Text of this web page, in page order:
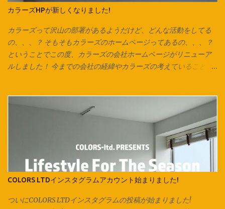
ズパゲッティヤーンのように太めの紐にしたいときは2cm～2.5cm
くらいの幅がおすすめです。 紐にしたら今回はマスク紐なので、
輪で切り出した紐を2箇所で切り、 2本のひもにしています。 長い
ズパゲッティヤーンにする場合は1箇所だけ切り、 長い1本をつく
り、更につなげていきます。 今回は紐通しの代わりに安全ピンを
使用しています。 他にも通し穴の大きさ次第ではヘアピンやボー
は各店スタッフまで。 オリジナル商品は Instagram でもお楽
しみ頂けます。 Facebook でも商品情報を発信いたしておりま
す。 併せてお楽しみください♪ 新しくカラーズカタログが出来ま
した‼ 各店の商品はこちらからCHECK → Colors Catalog
カラーズHPが新しくなりました!
カラーズって沢山の部署があるようだけど、どんな活動をしてる
の、、、？ そもそもカラーズのホームページってあるの、、、？
ということでこの度、カラーズの会社ホームページがリニューア
ルしました！ 今までの会社の経緯やカラーズの考えていること、
は、随時更新されていきますので、チェックしてみてください♪
様々な事が急速に変化していくこんな時代だからこそ、 継続的に
カラーズとしての思いや熱量を伝える事を もっと大切にしていき
たいと思っています。 会社としての動きをホームページ上でも感
じてもらうことで、 今まで以上にどんどん輪が拡がっていくよう
な、 そんなきっかけのひとつになることを願って。 「絵は、口ほ
どにものをいう」をコンセプトにした社長のブログも、 今までに
ーツや、 デザインに込められた想いなども綴られています。 詳し
COLORS LTDインスタグラムアカウント始まりました!
ついにCOLORS LTDインスタグラムの投稿が始まりました!